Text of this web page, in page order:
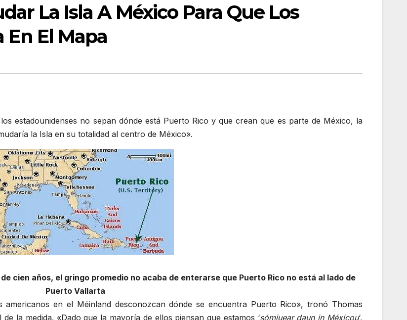
La Isla A México Para Que Los
El Mapa
estadounidenses no sepan dónde está Puerto Rico y que crean que es parte de México, la
la Isla en su totalidad al centro de México».
cien años, el gringo promedio no acaba de enterarse que Puerto Rico no está al lado de
Puerto Vallarta
americanos en el Méinland desconozcan dónde se encuentra Puerto Rico», tronó Thomas
la medida. «Dado que la mayoría de ellos piensan que estamos ‘sómjuear daun in Méxicou‘,